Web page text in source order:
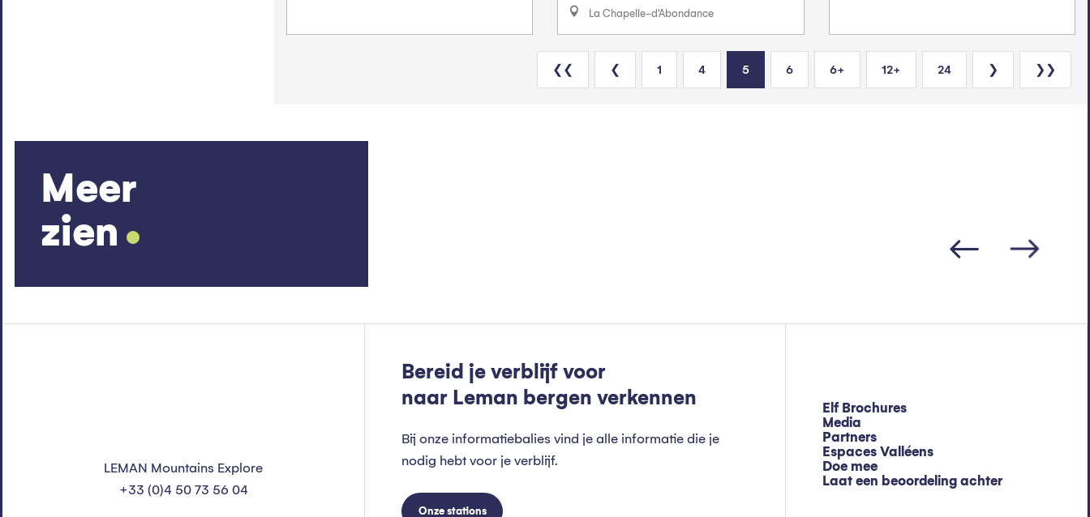
La Chapelle-d'Abondance
❮❮ ❮ 1 4 5 6 6+ 12+ 24 ❯ ❯❯
Meer
zien
LEMAN Mountains Explore
+33 (0)4 50 73 56 04
Bereid je verblijf voor
naar Leman bergen verkennen
Bij onze informatiebalies vind je alle informatie die je
nodig hebt voor je verblijf.
Onze stations
Elf Brochures
Media
Partners
Espaces Valléens
Doe mee
Laat een beoordeling achter